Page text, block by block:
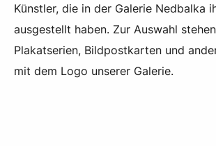
Künstler, die in der Galerie Nedbalka
ausgestellt haben. Zur Auswahl
Plakatserien, Bildpostkarten und
mit dem Logo unserer Galerie.